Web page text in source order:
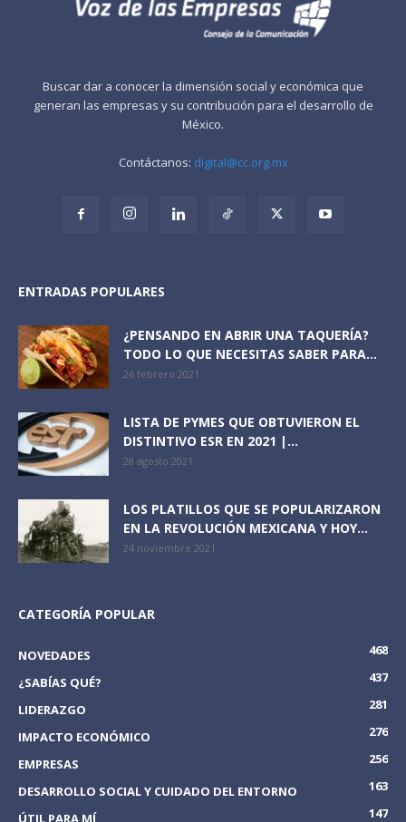
Buscar dar a conocer la dimensión social y económica que
generan las empresas y su contribución para el desarrollo de
México.
Contáctanos: digital@cc.org.mx
ENTRADAS POPULARES
¿PENSANDO EN ABRIR UNA TAQUERÍA?
TODO LO QUE NECESITAS SABER PARA...
26 febrero 2021
LISTA DE PYMES QUE OBTUVIERON EL
DISTINTIVO ESR EN 2021 |...
28 agosto 2021
LOS PLATILLOS QUE SE POPULARIZARON
EN LA REVOLUCIÓN MEXICANA Y HOY...
24 noviembre 2021
CATEGORÍA POPULAR
NOVEDADES
468
¿SABÍAS QUÉ?
437
LIDERAZGO
281
IMPACTO ECONÓMICO
276
EMPRESAS
256
DESARROLLO SOCIAL Y CUIDADO DEL ENTORNO
163
ÚTIL PARA MÍ
147